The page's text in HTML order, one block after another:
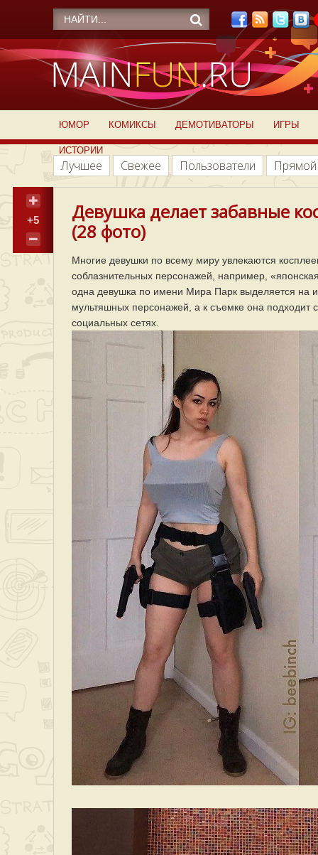
ЮМОР КОМИКСЫ ДЕМОТИВАТОРЫ ИГРЫ
ИСТОРИИ
Лучшее Свежее Пользователи
+5
Девушка делает забавные
(28 фото)
Многие девушки по всему миру увлекаются
соблазнительных персонажей, например,
одна девушка по имени Мира Парк выделяется на
мультяшных персонажей, а к съемке она
социальных сетях.